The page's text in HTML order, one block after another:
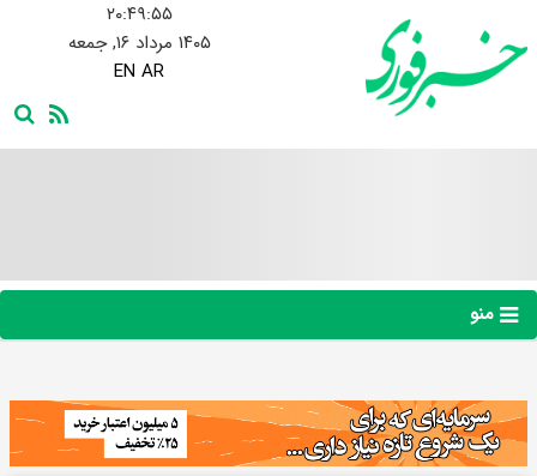
۲۰:۴۹:۵۶
۱۴۰۵ مرداد ۱۶, جمعه
EN AR
منو